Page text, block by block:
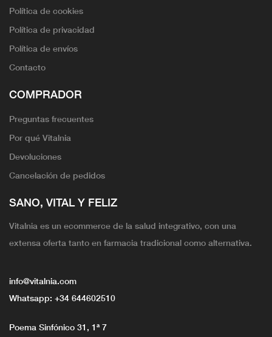
Política de cookies
Política de privacidad
Política de envíos
Contacto
COMPRADOR
Preguntas frecuentes
Por qué Vitalnia
Devoluciones
Cancelación de pedidos
SANO, VITAL Y FELIZ
Vitalnia es un ecommerce de la salud integrativo, con una
extensa oferta tanto en farmacia tradicional como alternativa.
info@vitalnia.com
Whatsapp: +34 644602510
Poema Sinfónico 31, 1ª 7